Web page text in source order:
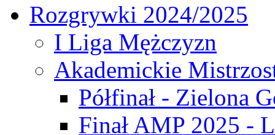
Rozgrywki 2024/2025
I Liga Mężczyzn
Akademickie
Półfinał - Zielona
Finał AMP 2025 -